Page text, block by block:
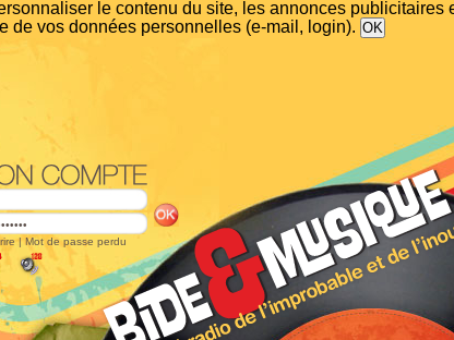
le contenu du site, les annonces
de vos données personnelles (e-mail, login).
| Mot de passe perdu